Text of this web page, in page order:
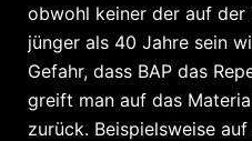
obwohl keiner der auf der
jünger als 40 Jahre sein
Gefahr, dass BAP das
greift man auf das
zurück. Beispielsweise auf